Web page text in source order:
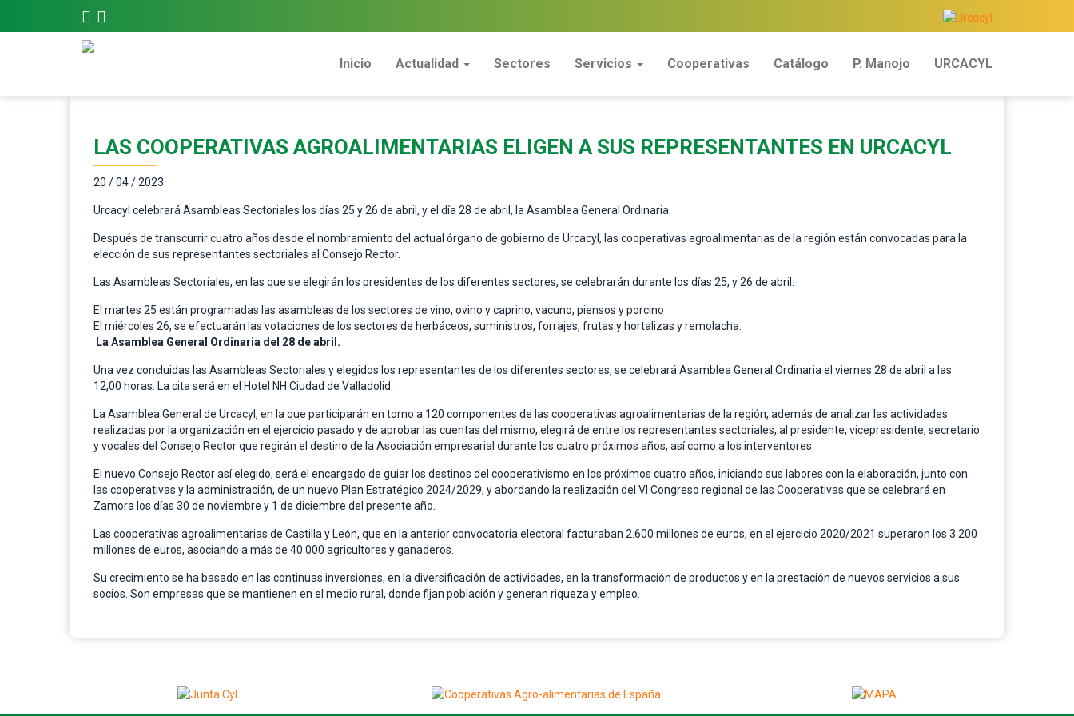
Inicio Actualidad Sectores Servicios Cooperativas Catálogo P. Manojo URCACYL
LAS COOPERATIVAS AGROALIMENTARIAS ELIGEN A SUS REPRESENTANTES EN URCACYL
20 / 04 / 2023
Urcacyl celebrará Asambleas Sectoriales los días 25 y 26 de abril, y el día 28 de abril, la Asamblea General Ordinaria.
Después de transcurrir cuatro años desde el nombramiento del actual órgano de gobierno de Urcacyl, las cooperativas agroalimentarias de la región están convocadas para la
elección de sus representantes sectoriales al Consejo Rector.
Las Asambleas Sectoriales, en las que se elegirán los presidentes de los diferentes sectores, se celebrarán durante los días 25, y 26 de abril.
El martes 25 están programadas las asambleas de los sectores de vino, ovino y caprino, vacuno, piensos y porcino
El miércoles 26, se efectuarán las votaciones de los sectores de herbáceos, suministros, forrajes, frutas y hortalizas y remolacha.
La Asamblea General Ordinaria del 28 de abril.
Una vez concluidas las Asambleas Sectoriales y elegidos los representantes de los diferentes sectores, se celebrará Asamblea General Ordinaria el viernes 28 de abril a las
12,00 horas. La cita será en el Hotel NH Ciudad de Valladolid.
La Asamblea General de Urcacyl, en la que participarán en torno a 120 componentes de las cooperativas agroalimentarias de la región, además de analizar las actividades
realizadas por la organización en el ejercicio pasado y de aprobar las cuentas del mismo, elegirá de entre los representantes sectoriales, al presidente, vicepresidente, secretario
y vocales del Consejo Rector que regirán el destino de la Asociación empresarial durante los cuatro próximos años, así como a los interventores.
El nuevo Consejo Rector así elegido, será el encargado de guiar los destinos del cooperativismo en los próximos cuatro años, iniciando sus labores con la elaboración, junto con
las cooperativas y la administración, de un nuevo Plan Estratégico 2024/2029, y abordando la realización del VI Congreso regional de las Cooperativas que se celebrará en
Zamora los días 30 de noviembre y 1 de diciembre del presente año.
Las cooperativas agroalimentarias de Castilla y León, que en la anterior convocatoria electoral facturaban 2.600 millones de euros, en el ejercicio 2020/2021 superaron los 3.200
millones de euros, asociando a más de 40.000 agricultores y ganaderos.
Su crecimiento se ha basado en las continuas inversiones, en la diversificación de actividades, en la transformación de productos y en la prestación de nuevos servicios a sus
socios. Son empresas que se mantienen en el medio rural, donde fijan población y generan riqueza y empleo.